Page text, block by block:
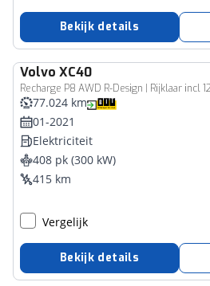
Bekijk details
Volvo XC40
77.024 km
01-2021
Elektriciteit
408 pk (300 kW)
415 km
Vergelijk
Bekijk details